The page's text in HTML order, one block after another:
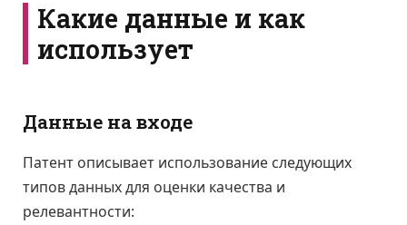
Какие данные и как
использует
Данные на входе
Патент описывает использование следующих
типов данных для оценки качества и
релевантности: